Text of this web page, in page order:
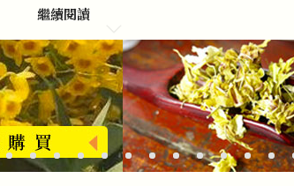
繼續閱讀